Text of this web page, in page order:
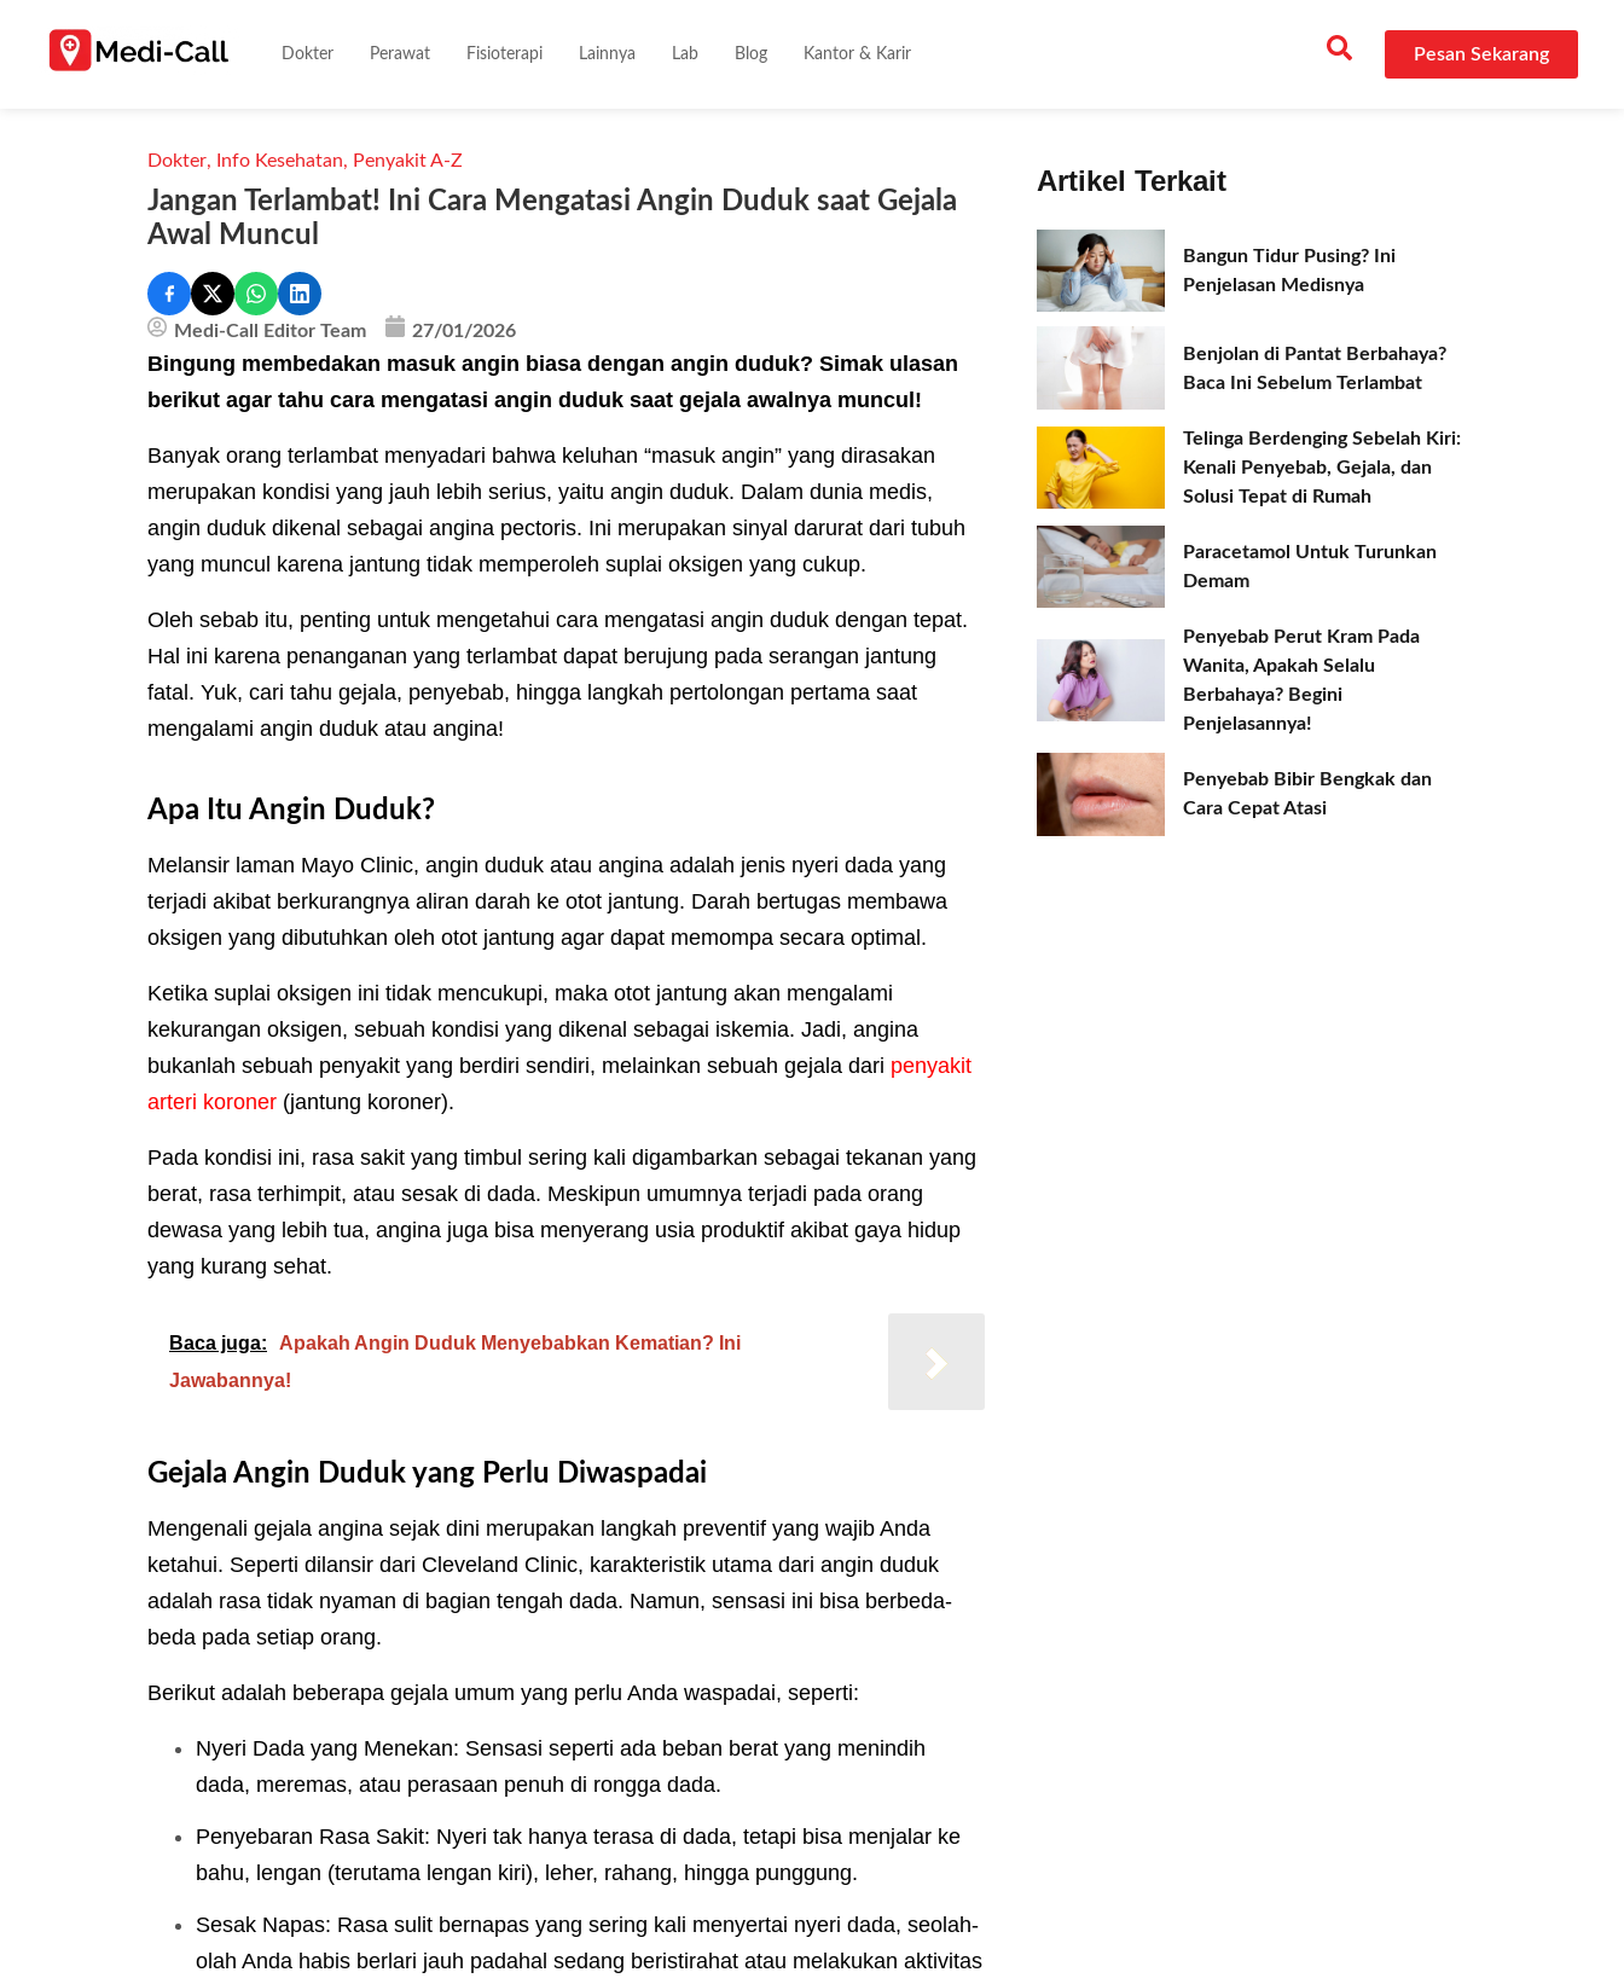
Dokter Perawat Fisioterapi Lainnya Lab Blog Kantor & Karir Pesan Sekarang
Dokter, Info Kesehatan, Penyakit A-Z
Jangan Terlambat! Ini Cara Mengatasi Angin Duduk saat Gejala
Awal Muncul
Medi-Call Editor Team 27/01/2026
Bingung membedakan masuk angin biasa dengan angin duduk? Simak ulasan
berikut agar tahu cara mengatasi angin duduk saat gejala awalnya muncul!
Banyak orang terlambat menyadari bahwa keluhan “masuk angin” yang dirasakan
merupakan kondisi yang jauh lebih serius, yaitu angin duduk. Dalam dunia medis,
angin duduk dikenal sebagai angina pectoris. Ini merupakan sinyal darurat dari tubuh
yang muncul karena jantung tidak memperoleh suplai oksigen yang cukup.
Oleh sebab itu, penting untuk mengetahui cara mengatasi angin duduk dengan tepat.
Hal ini karena penanganan yang terlambat dapat berujung pada serangan jantung
fatal. Yuk, cari tahu gejala, penyebab, hingga langkah pertolongan pertama saat
mengalami angin duduk atau angina!
Apa Itu Angin Duduk?
Melansir laman Mayo Clinic, angin duduk atau angina adalah jenis nyeri dada yang
terjadi akibat berkurangnya aliran darah ke otot jantung. Darah bertugas membawa
oksigen yang dibutuhkan oleh otot jantung agar dapat memompa secara optimal.
Ketika suplai oksigen ini tidak mencukupi, maka otot jantung akan mengalami
kekurangan oksigen, sebuah kondisi yang dikenal sebagai iskemia. Jadi, angina
bukanlah sebuah penyakit yang berdiri sendiri, melainkan sebuah gejala dari penyakit
arteri koroner (jantung koroner).
Pada kondisi ini, rasa sakit yang timbul sering kali digambarkan sebagai tekanan yang
berat, rasa terhimpit, atau sesak di dada. Meskipun umumnya terjadi pada orang
dewasa yang lebih tua, angina juga bisa menyerang usia produktif akibat gaya hidup
yang kurang sehat.
Baca juga:
Apakah Angin Duduk Menyebabkan Kematian? Ini
Jawabannya!
Gejala Angin Duduk yang Perlu Diwaspadai
Mengenali gejala angina sejak dini merupakan langkah preventif yang wajib Anda
ketahui. Seperti dilansir dari Cleveland Clinic, karakteristik utama dari angin duduk
adalah rasa tidak nyaman di bagian tengah dada. Namun, sensasi ini bisa berbeda-
beda pada setiap orang.
Berikut adalah beberapa gejala umum yang perlu Anda waspadai, seperti:
Nyeri Dada yang Menekan: Sensasi seperti ada beban berat yang menindih
dada, meremas, atau perasaan penuh di rongga dada.
Penyebaran Rasa Sakit: Nyeri tak hanya terasa di dada, tetapi bisa menjalar ke
bahu, lengan (terutama lengan kiri), leher, rahang, hingga punggung.
Sesak Napas: Rasa sulit bernapas yang sering kali menyertai nyeri dada, seolah-
olah Anda habis berlari jauh padahal sedang beristirahat atau melakukan aktivitas
Artikel Terkait
Bangun Tidur Pusing? Ini
Penjelasan Medisnya
Benjolan di Pantat Berbahaya?
Baca Ini Sebelum Terlambat
Telinga Berdenging Sebelah Kiri:
Kenali Penyebab, Gejala, dan
Solusi Tepat di Rumah
Paracetamol Untuk Turunkan
Demam
Penyebab Perut Kram Pada
Wanita, Apakah Selalu
Berbahaya? Begini
Penjelasannya!
Penyebab Bibir Bengkak dan
Cara Cepat Atasi